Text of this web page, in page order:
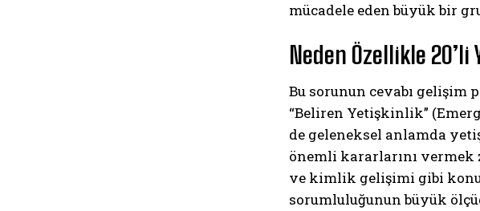
mücadele eden büyük bir
Neden Özellikle 20’li
Bu sorunun cevabı
“Beliren Yetişkinlik”
de geleneksel anlamda
önemli kararlarını vermek
ve kimlik gelişimi gibi
sorumluluğunun büyük